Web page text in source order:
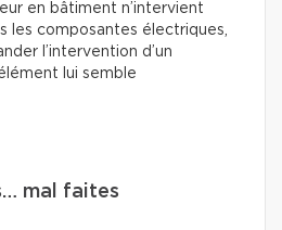
en bâtiment n’intervient
les composantes électriques,
l’intervention d’un
lui semble
mal faites